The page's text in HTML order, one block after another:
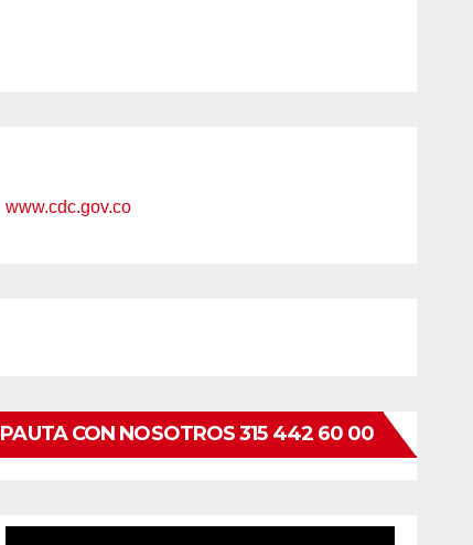
www.cdc.gov.co
PAUTA CON NOSOTROS 315 442 60 00